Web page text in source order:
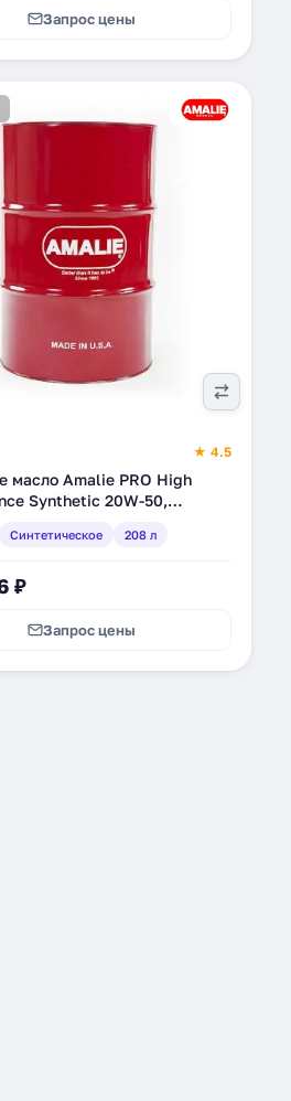
Запрос цены
★ 4.5
масло Amalie PRO High
Synthetic 20W-50,
Синтетическое 208 л
₽
Запрос цены